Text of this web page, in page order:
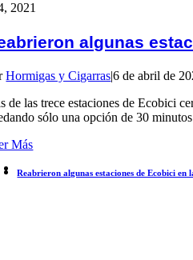
2021
algunas
Hormigas y Cigarras|6 de abril de
de las trece estaciones de Ecobici
sólo una opción de 30
Más
Reabrieron algunas estaciones de Ecobici en